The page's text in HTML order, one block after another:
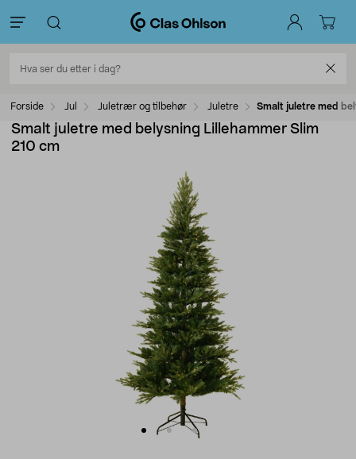
Forside Jul Juletrær og tilbehør Juletre Smalt juletre med
Smalt juletre med belysning Lillehammer Slim
210 cm